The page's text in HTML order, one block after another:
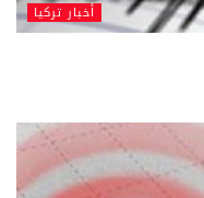
أخبار تركيا